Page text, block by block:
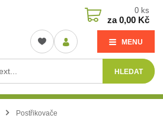
MENU
HLEDAT
0 ks
za0,00 Kč
Postřikovače